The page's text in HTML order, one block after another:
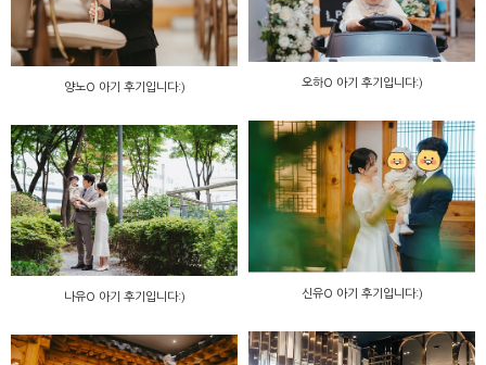
양노O 아기 후기입니다:) 오하O 아기 후기입니다:)
신유O 아기 후기입니다:)
나유O 아기 후기입니다:)